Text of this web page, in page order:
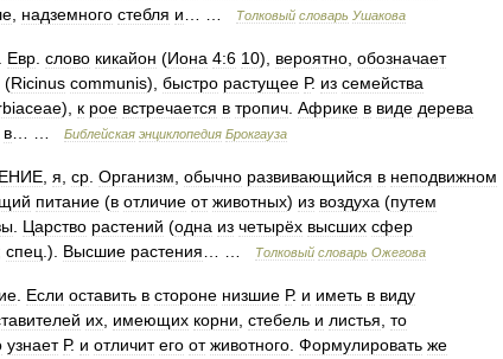
надземного стебля и Толковый словарь Ушакова
Евр слово кикайон (Иона 4:6 10), вероятно обозначает
. (Ricinus communis), быстро раcтущее Р. из семейства
), к рое встречается в тропич Африке в виде дерева
в Библейская энциклопедия Брокгауза
я ср Организм обычно развивающийся в неподвижном
питание (в отличие от животных) из воздуха (путем
Царство растений (одна из четырёх высших сфер
спец .). Высшие растения Толковый словарь Ожегова
Если оставить в стороне низшие Р. и иметь в виду
их имеющих корни стебель и листья то
узнает Р. и отличит его от животного Формулировать же